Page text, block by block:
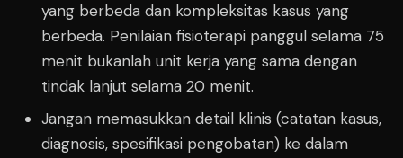
yang berbeda dan kompleksitas kasus yang
berbeda. Penilaian fisioterapi panggul selama 75
menit bukanlah unit kerja yang sama dengan
tindak lanjut selama 20 menit.
Jangan memasukkan detail klinis (catatan kasus,
diagnosis, spesifikasi pengobatan) ke dalam